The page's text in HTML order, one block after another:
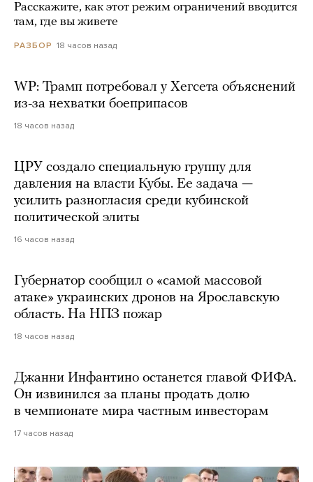
Расскажите, как этот режим ограничений вводится
там, где вы живете
РАЗБОР 18 часов назад
WP: Трамп потребовал у Хегсета объяснений
из-за нехватки боеприпасов
18 часов назад
ЦРУ создало специальную группу для
давления на власти Кубы. Ее задача —
усилить разногласия среди кубинской
политической элиты
16 часов назад
Губернатор сообщил о «самой массовой
атаке» украинских дронов на Ярославскую
область. На НПЗ пожар
18 часов назад
Джанни Инфантино останется главой ФИФА.
Он извинился за планы продать долю
в чемпионате мира частным инвесторам
17 часов назад